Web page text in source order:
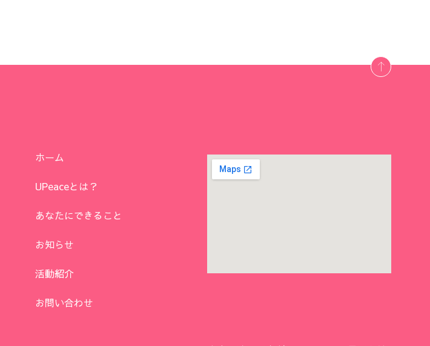
ホーム
UPeaceとは？
あなたにできること
お知らせ
活動紹介
お問い合わせ